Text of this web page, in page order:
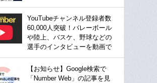
YouTubeチャンネル登録者数
60,000人突破！バレーボール
や陸上、バスケ、野球などの
選手のインタビューを動画で
【お知らせ】Google検索で
「Number Web」の記事を見